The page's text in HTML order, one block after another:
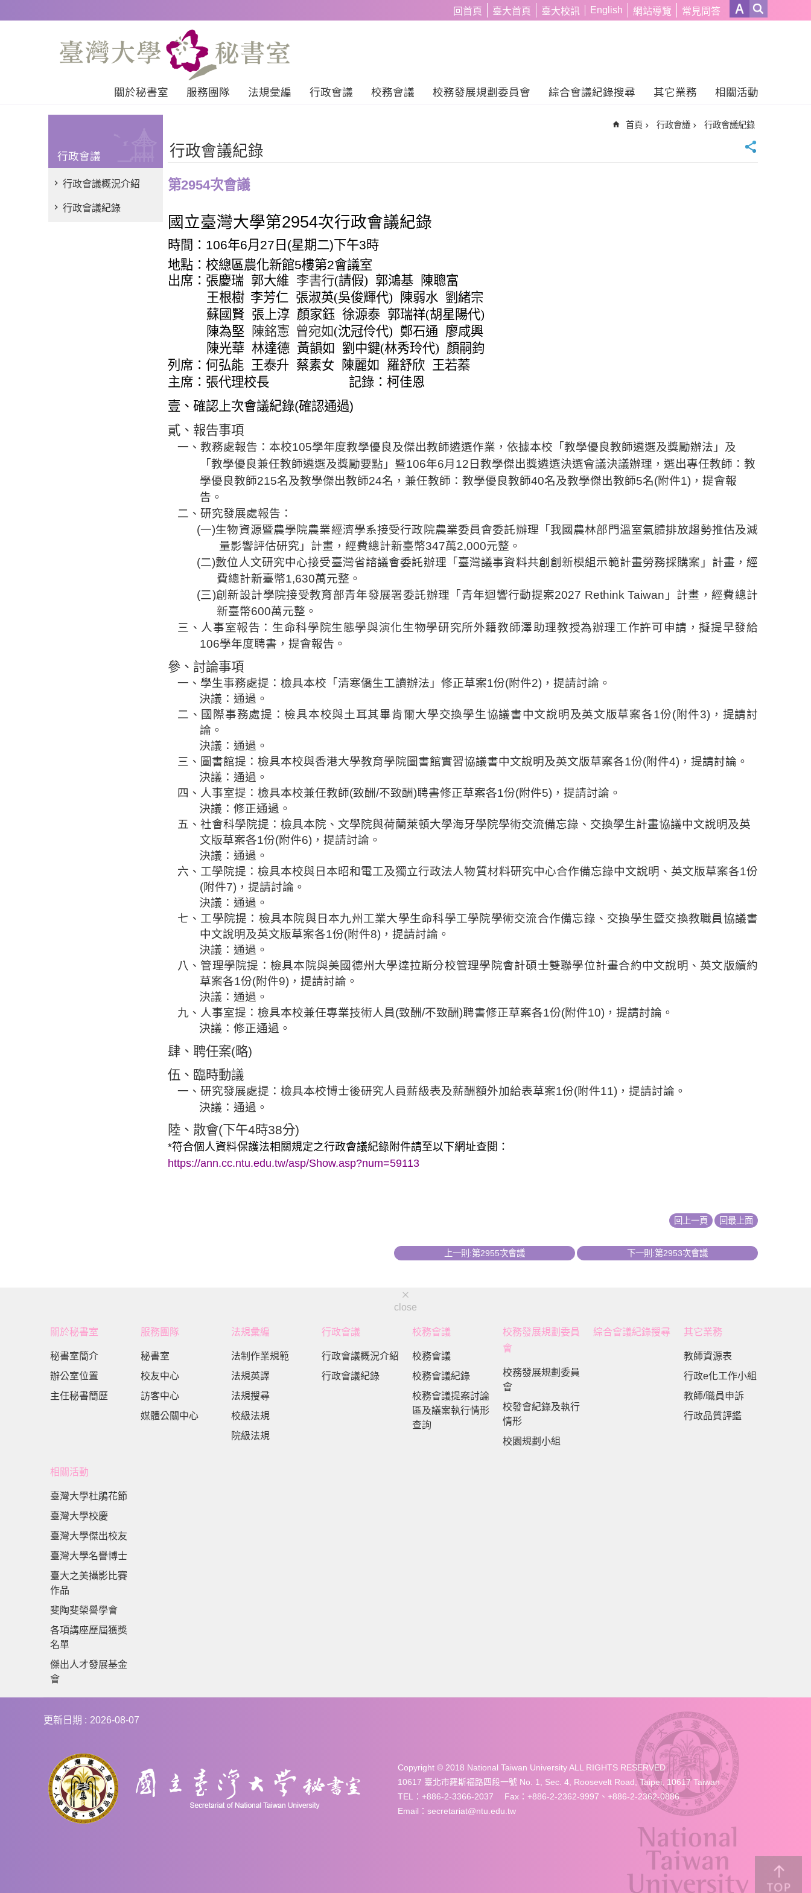
回首頁 臺大首頁 臺大校訊 English 網站導覽 常見問答
關於秘書室 服務團隊 法規彙編 行政會議 校務會議 校務發展規劃委員會 綜合會議紀錄搜尋 其它業務 相關活動
行政會議
行政會議概況介紹
行政會議紀錄
首頁 行政會議 行政會議紀錄
行政會議紀錄
第2954次會議
國立臺灣大學第2954次行政會議紀錄
時間： 106年6月 27 日 (星期二)下午3時
地點：校總區農化新館5樓第2會議室
出席：張慶瑞 郭大維 李書行(請假) 郭鴻基
陳聰富
王根樹 李芳仁 張淑英(吳俊輝代) 陳弱水 劉緒宗
蘇國賢 張上淳 顏家鈺 徐源泰 郭瑞祥(胡星陽代)
陳為堅
陳銘憲 曾宛如(沈冠伶代) 鄭石通 廖咸興
陳光華 林達德 黃韻如 劉中鍵(林秀玲代) 顏嗣鈞
列席：何弘能 王泰升 蔡素女 陳麗如 羅舒欣 王若蓁
主席：張代理校長
記錄：柯佳恩
壹、確認上次會議紀錄(確認通過)
貳、報告事項
一、教務處報告：本校105學年度教學優良及傑出教師遴選作業，依據本校「教學優良教師遴選及獎勵辦法」及
「教學優良兼任教師遴選及獎勵要點」暨106年6月 12 日教學傑出獎遴選決選會議決議辦理，選出專任教師 ：教
學優良教師215名及教學傑出教師24名，兼任教師 ：教學優良教師40名及教學傑出教師5名(附件1) ，提會報
告。
二、研究發展處報告：
(一)生物資源暨農學院農業經濟學系接受行政院農業委員會委託辦理「我國農林部門溫室氣體排放趨勢推估及減
量影響評估研究」計畫，經費總計新臺幣347萬2,000元整。
(二)數位人文研究中心接受臺灣省諮議會委託辦理「臺灣議事資料共創創新模組示範計畫勞務採購案」計畫，經
費總計新臺幣1,630萬元整。
(三)創新設計學院接受教育部青年發展署委託辦理「青年迴響行動提案2027 Rethink Taiwan 」計畫，經費總計
新臺幣600萬元整。
三、 人事室報告： 生命科學院生態學與演化生物學研究所外籍教師澤助理教授為辦理工作許可申請，擬提早發給
106學年度聘書，提會報告。
參、討論事項
一、學生事務處提：檢具本校 「 清寒僑生工讀辦法 」 修正草案1份(附件2) ，提請討論。
決議：通過。
二、國際事務處提：檢具本校與土耳其畢肯爾大學交換學生協議書中文說明及英文版草案各1份(附件3) ，提請討
論。
決議：通過。
三、圖書館提：檢具本校與香港大學教育學院圖書館實習協議書中文說明及英文版草案各1份(附件4) ，提請討論。
決議：通過。
四、人事室提 ：檢具本校兼任教師(致酬/不致酬)聘書修正草案各1份(附件5) ，提請討論。
決議：修正通過。
五、社會科學院提：檢具本院、文學院與荷蘭萊頓大學海牙學院學術交流備忘錄、交換學生計畫協議中文說明及英
文版草案各1份(附件6) ，提請討論。
決議：通過。
六、工學院提：檢具本校與日本昭和電工及獨立行政法人物質材料研究中心合作備忘錄中文說明、英文版草案各1份
(附件7) ，提請討論。
決議：通過。
七、工學院提：檢具本院與日本九州工業大學生命科學工學院學術交流合作備忘錄、交換學生暨交換教職員協議書
中文說明及英文版草案各1份(附件8) ，提請討論。
決議：通過。
八、管理學院提：檢具本院與美國德州大學達拉斯分校管理學院會計碩士雙聯學位計畫合約中文說明、英文版續約
草案各1份(附件9) ，提請討論。
決議：通過。
九、人事室提 ：檢具本校兼任專業技術人員(致酬/不致酬)聘書修正草案各1份(附件10) ，提請討論。
決議：修正通過。
肆、聘任案(略)
伍、 臨時動議
一、研究發展處提：檢具本校博士後研究人員薪級表及薪酬額外加給表草案1份(附件11) ，提請討論。
決議：通過。
陸 、散會(下午4時38分)
*符合個人資料保護法相關規定之行政會議紀錄附件請至以下網址查閱 ：
https://ann.cc.ntu.edu.tw/asp/Show.asp?num=59113
回上一頁 回最上面
上一則:第2955次會議 下一則:第2953次會議
close
關於秘書室
秘書室簡介
辦公室位置
主任秘書簡歷
服務團隊
秘書室
校友中心
訪客中心
媒體公關中心
法規彙編
法制作業規範
法規英譯
法規搜尋
校級法規
院級法規
行政會議
行政會議概況介紹
行政會議紀錄
校務會議
校務會議
校務會議紀錄
校務會議提案討論
區及議案執行情形
查詢
校務發展規劃委員
會
校務發展規劃委員
會
校發會紀錄及執行
情形
校園規劃小組
綜合會議紀錄搜尋 其它業務
教師資源表
行政e化工作小組
教師/職員申訴
行政品質評鑑
相關活動
臺灣大學杜鵑花節
臺灣大學校慶
臺灣大學傑出校友
臺灣大學名譽博士
臺大之美攝影比賽
作品
斐陶斐榮譽學會
各項講座歷屆獲獎
名單
傑出人才發展基金
會
更新日期 2026-08-07
Copyright © 2018 National Taiwan University ALL RIGHTS RESERVED
10617 臺北市羅斯福路四段一號 No. 1, Sec. 4, Roosevelt Road, Taipei, 10617 Taiwan
TEL：+886-2-3366-2037 Fax：+886-2-2362-9997、+886-2-2362-0886
Email：secretariat@ntu.edu.tw